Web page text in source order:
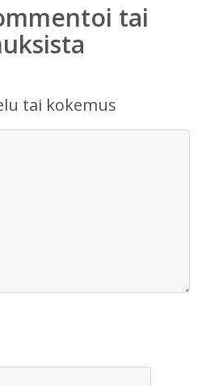
tai
tai kokemus